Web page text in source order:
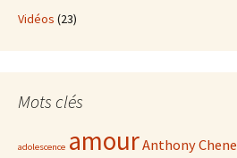
Vidéos (23)
Mots clés
adolescence amourAnthony Chene